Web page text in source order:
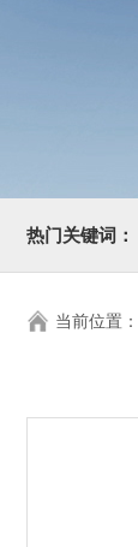
热门关键词：
当前位置：